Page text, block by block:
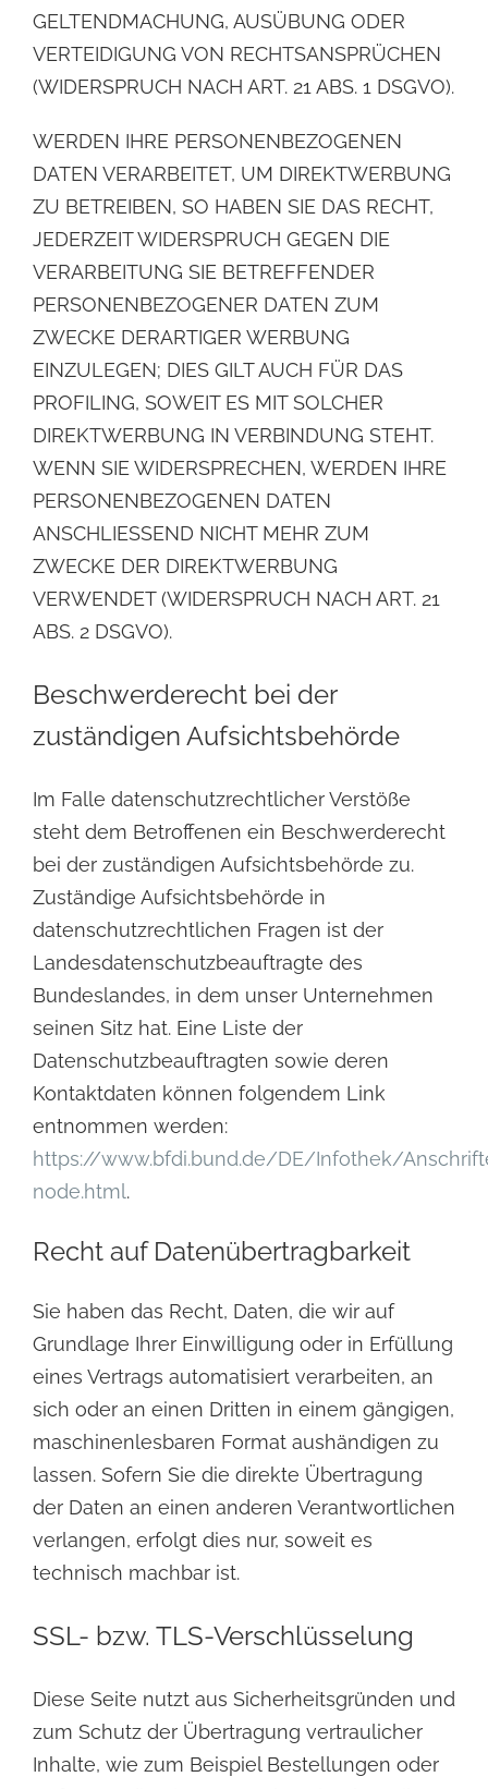
GELTENDMACHUNG, AUSÜBUNG ODER
VERTEIDIGUNG VON RECHTSANSPRÜCHEN
(WIDERSPRUCH NACH ART. 21 ABS. 1 DSGVO).
WERDEN IHRE PERSONENBEZOGENEN
DATEN VERARBEITET, UM DIREKTWERBUNG
ZU BETREIBEN, SO HABEN SIE DAS RECHT,
JEDERZEIT WIDERSPRUCH GEGEN DIE
VERARBEITUNG SIE BETREFFENDER
PERSONENBEZOGENER DATEN ZUM
ZWECKE DERARTIGER WERBUNG
EINZULEGEN; DIES GILT AUCH FÜR DAS
PROFILING, SOWEIT ES MIT SOLCHER
DIREKTWERBUNG IN VERBINDUNG STEHT.
WENN SIE WIDERSPRECHEN, WERDEN IHRE
PERSONENBEZOGENEN DATEN
ANSCHLIESSEND NICHT MEHR ZUM
ZWECKE DER DIREKTWERBUNG
VERWENDET (WIDERSPRUCH NACH ART. 21
ABS. 2 DSGVO).
Beschwerderecht bei der
zuständigen Aufsichtsbehörde
Im Falle datenschutzrechtlicher Verstöße
steht dem Betroffenen ein Beschwerderecht
bei der zuständigen Aufsichtsbehörde zu.
Zuständige Aufsichtsbehörde in
datenschutzrechtlichen Fragen ist der
Landesdatenschutzbeauftragte des
Bundeslandes, in dem unser Unternehmen
seinen Sitz hat. Eine Liste der
Datenschutzbeauftragten sowie deren
Kontaktdaten können folgendem Link
entnommen werden:
https://www.bfdi.bund.de/DE/Infothek/
node.html.
Recht auf Datenübertragbarkeit
Sie haben das Recht, Daten, die wir auf
Grundlage Ihrer Einwilligung oder in Erfüllung
eines Vertrags automatisiert verarbeiten, an
sich oder an einen Dritten in einem gängigen,
maschinenlesbaren Format aushändigen zu
lassen. Sofern Sie die direkte Übertragung
der Daten an einen anderen Verantwortlichen
verlangen, erfolgt dies nur, soweit es
technisch machbar ist.
SSL- bzw. TLS-Verschlüsselung
Diese Seite nutzt aus Sicherheitsgründen und
zum Schutz der Übertragung vertraulicher
Inhalte, wie zum Beispiel Bestellungen oder